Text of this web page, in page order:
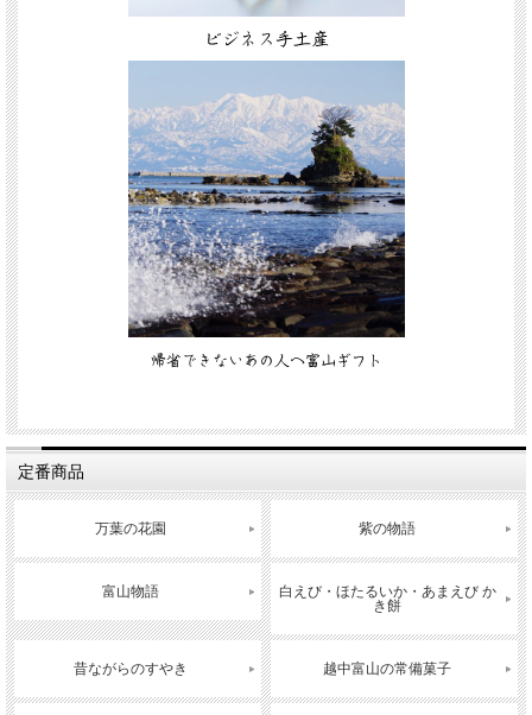
定番商品
万葉の花園 紫の物語
富山物語
白えび・ほたるいか・あまえび か
き餅
昔ながらのすやき 越中富山の常備菓子